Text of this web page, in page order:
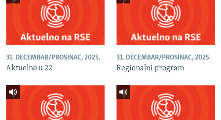
31. DECEMBAR/PROSINAC, 2025.
Aktuelno u 22
31. DECEMBAR/PROSINAC, 2025.
Regionalni program